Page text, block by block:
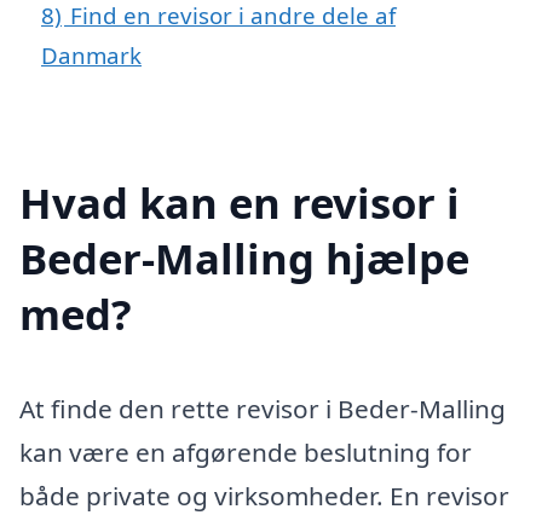
8) Find en revisor i andre dele af
Danmark
Hvad kan en revisor i
Beder-Malling hjælpe
med?
At finde den rette revisor i Beder-Malling
kan være en afgørende beslutning for
både private og virksomheder. En revisor